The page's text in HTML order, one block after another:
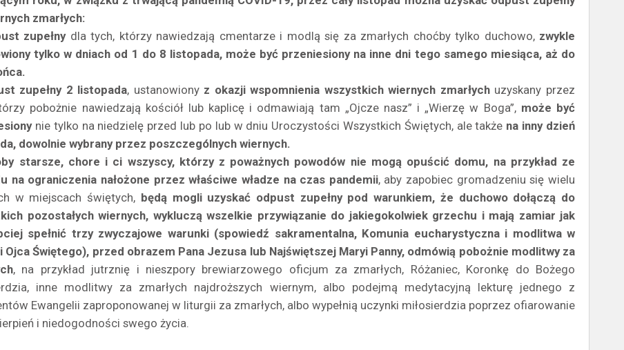
zmarłych:
zupełnydla tych, którzy nawiedzają cmentarze i modlą się za zmarłych choćby tylko duchowo, zwykle
tylko w dniach od 1 do 8 listopada, może być przeniesiony na inne dni tego samego miesiąca, aż do
zupełny 2 listopada, ustanowiony z okazji wspomnienia wszystkich wiernych zmarłychuzyskany przez
pobożnie nawiedzają kościół lub kaplicę i odmawiają tam „Ojcze nasz” i „Wierzę w Boga”, może być
nie tylko na niedzielę przed lub po lub w dniu Uroczystości Wszystkich Świętych, ale także na inny dzień
dowolnie wybrany przez poszczególnych wiernych.
starsze, chore i ci wszyscy, którzy z poważnych powodów nie mogą opuścić domu, na przykład ze
na ograniczenia nałożone przez właściwe władze na czas pandemii, aby zapobiec gromadzeniu się wielu
w miejscach świętych, będą mogli uzyskać odpust zupełny pod warunkiem, że duchowo dołączą do
pozostałych wiernych, wykluczą wszelkie przywiązanie do jakiegokolwiek grzechu i mają zamiar jak
spełnić trzy zwyczajowe warunki (spowiedź sakramentalna, Komunia eucharystyczna i modlitwa w
Ojca Świętego), przed obrazem Pana Jezusa lub Najświętszej Maryi Panny, odmówią pobożnie modlitwy za
, na przykład jutrznię i nieszpory brewiarzowego oficjum za zmarłych, Różaniec, Koronkę do Bożego
inne modlitwy za zmarłych najdroższych wiernym, albo podejmą medytacyjną lekturę jednego z
Ewangelii zaproponowanej w liturgii za zmarłych, albo wypełnią uczynki miłosierdzia poprzez ofiarowanie
i niedogodności swego życia.